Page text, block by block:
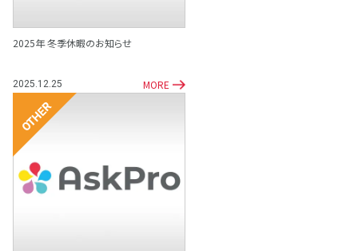
2025年 冬季休暇のお知らせ
2025.12.25 MORE
その他